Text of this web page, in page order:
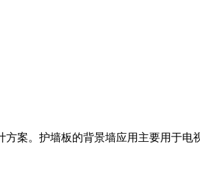
案。护墙板的背景墙应用主要用于电